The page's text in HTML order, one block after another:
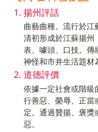
揚州評話
曲藝曲種。流行於江
清初形成於江蘇揚州
表、噱頭、口技。傳
神怪和市井生活題材
道德評價
依據一定社會或階級
行善惡、榮辱、正當
定。通過贊揚、褒
惡。